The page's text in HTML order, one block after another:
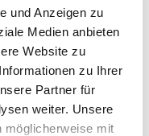
und Anzeigen zu
Medien anbieten
Website zu
zu Ihrer
Partner für
weiter. Unsere
möglicherweise mit
mit einer
Trauung,
hier:
Preisliste